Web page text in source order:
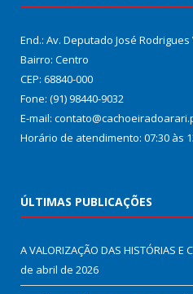
End.: Av. Deputado José Rodrigues
Bairro: Centro
CEP: 68840-000
Fone: (91) 98440-9032
E-mail:
Horário de atendimento: 07:30 às
ÚLTIMAS PUBLICAÇÕES
A VALORIZAÇÃO DAS HISTÓRIAS E
de abril de 2026